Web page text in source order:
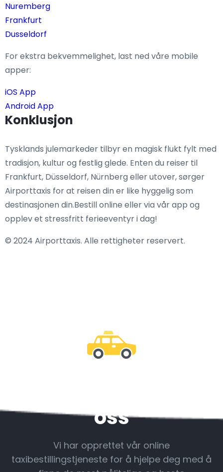
Nuremberg
Frankfurt
Dusseldorf
For ekstra bekvemmelighet, last ned våre mobile
apper:
iOS App
Android App
Konklusjon
Tysklands julemarkeder tilbyr en magisk flukt fylt med
tradisjon, kultur og festlig glede. Enten du reiser til
Frankfurt, Düsseldorf, Nürnberg eller utover, sørger
Airporttaxis for at reisen din er like hyggelig som
destinasjonen din.Bestill online eller via vår app og
opplev et stressfritt ferieeventyr i dag!
© 2024 Airporttaxis. Alle rettigheter reservert.
oss
Vi har opprettet vår online
taxibestillingstjeneste for å hjelpe deg med å